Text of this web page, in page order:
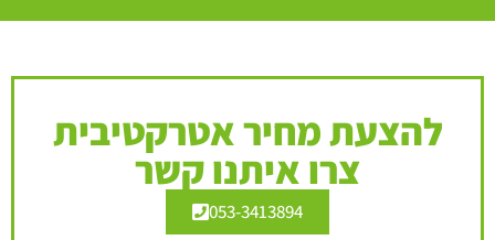
להצעת מחיר אטרקטיבית
צרו איתנו קשר
053-3413894